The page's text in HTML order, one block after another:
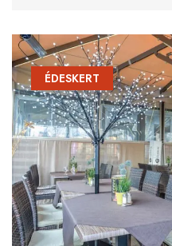
ÉDESKERT